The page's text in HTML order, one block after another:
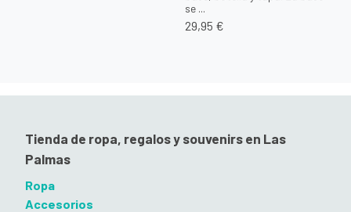
se ...
29,95 €
Tienda de ropa, regalos y souvenirs en Las
Palmas
Ropa
Accesorios